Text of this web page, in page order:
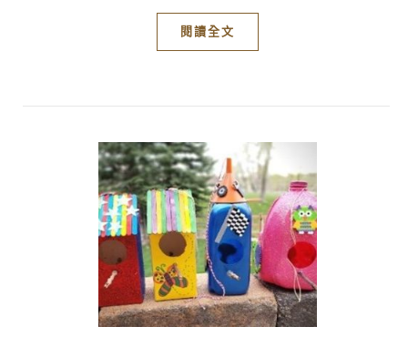
閱讀全文